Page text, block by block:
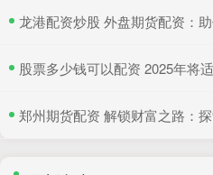
龙港配资炒股 外盘期货配资：助
股票多少钱可以配资 2025年将适度上
郑州期货配资 解锁财富之路：